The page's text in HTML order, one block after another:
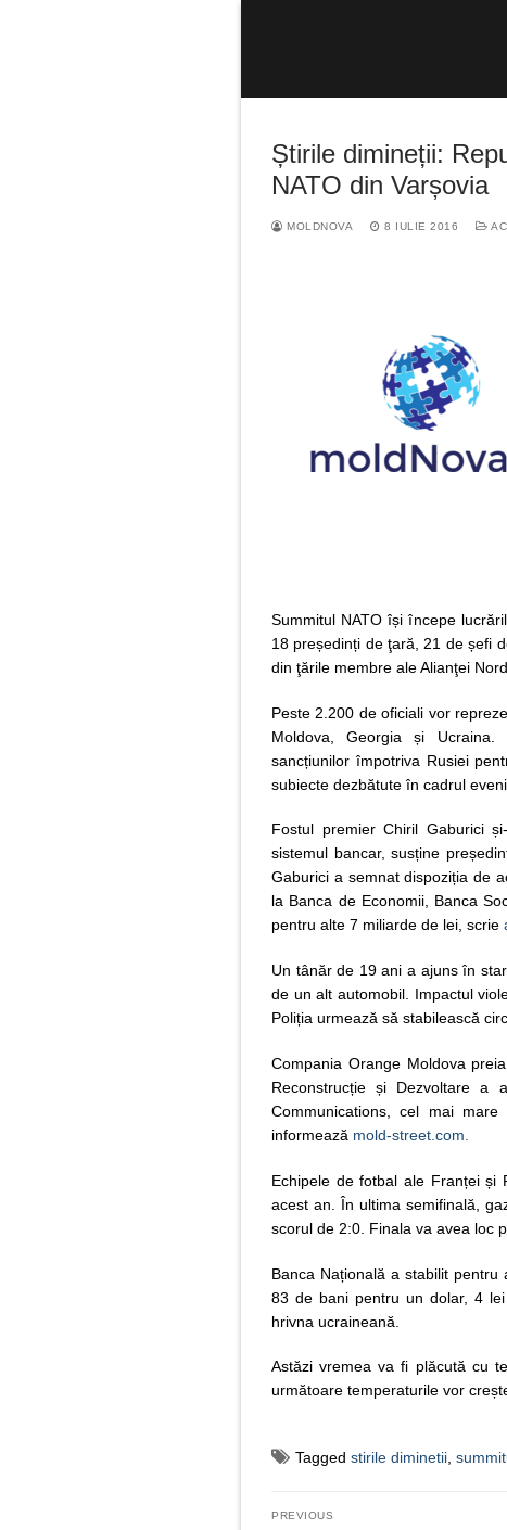
Știrile dimineții:
NATO din Varșovia
MOLDNOVA 8 IULIE 2016
Summitul NATO își începe
18 președinți de ţară, 21 de șefi
din ţările membre ale Alianţei
Peste 2.200 de oficiali vor
Moldova, Georgia și Ucraina.
sancțiunilor împotriva Rusiei
subiecte dezbătute în cadrul
Fostul premier Chiril Gaburici
sistemul bancar, susține
Gaburici a semnat dispoziția de
la Banca de Economii, Banca
pentru alte 7 miliarde de lei, scrie
Un tânăr de 19 ani a ajuns în
de un alt automobil. Impactul
Poliția urmează să stabilească
Compania Orange Moldova
Reconstrucție și Dezvoltare a
Communications, cel mai
informează mold-street.com.
Echipele de fotbal ale Franței și
acest an. În ultima semifinală,
scorul de 2:0. Finala va avea loc
Banca Națională a stabilit
83 de bani pentru un dolar, 4
hrivna ucraineană.
Astăzi vremea va fi plăcută cu
următoare temperaturile vor
Tagged stirile diminetii
Navigare
PREVIOUS